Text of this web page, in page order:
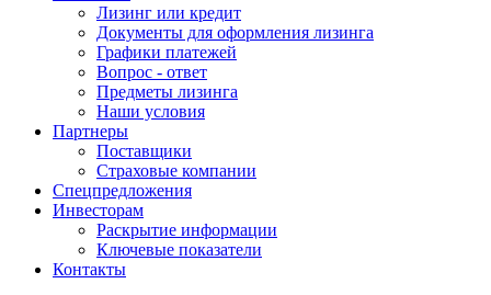
Лизинг или кредит
Документы для оформления лизинга
Графики платежей
Вопрос - ответ
Предметы лизинга
Наши условия
Партнеры
Поставщики
Страховые компании
Спецпредложения
Инвесторам
Раскрытие информации
Ключевые показатели
Контакты